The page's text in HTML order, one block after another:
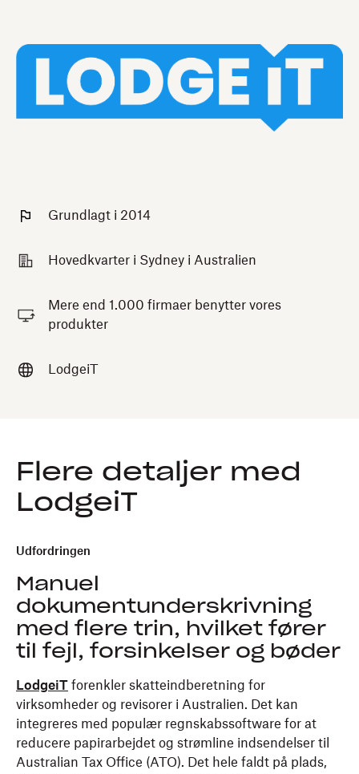
Grundlagt i 2014
Hovedkvarter i Sydney i Australien
Mere end 1.000 firmaer benytter vores
produkter
LodgeiT
Flere detaljer med
LodgeiT
Udfordringen
Manuel
dokumentunderskrivning
med flere trin, hvilket fører
til fejl, forsinkelser og bøder
LodgeiT forenkler skatteindberetning for
virksomheder og revisorer i Australien. Det kan
integreres med populær regnskabssoftware for at
reducere papirarbejdet og strømline indsendelser til
Australian Tax Office (ATO). Det hele faldt på plads,